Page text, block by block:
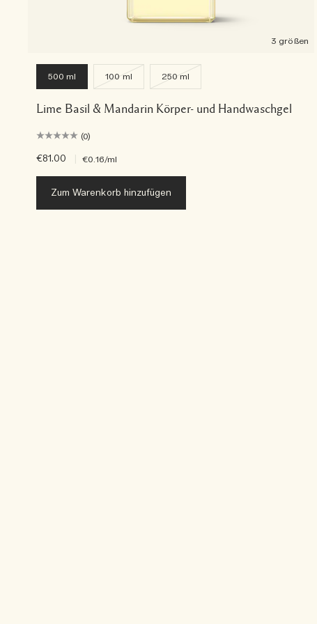
3 größen
500 ml 100 ml 250 ml
Lime Basil & Mandarin Körper- und Handwaschgel
(0)
€81.00 €0.16/ml
Zum Warenkorb hinzufügen